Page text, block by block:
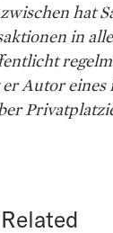
hat
in
Autor
Related